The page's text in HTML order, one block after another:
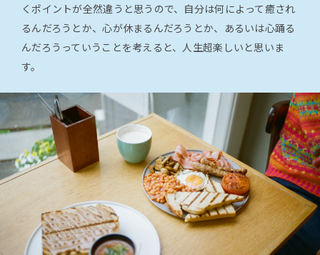
くポイントが全然違うと思うので、自分は何によって癒され
るんだろうとか、心が休まるんだろうとか、あるいは心踊る
んだろうっていうことを考えると、人生超楽しいと思いま
す。